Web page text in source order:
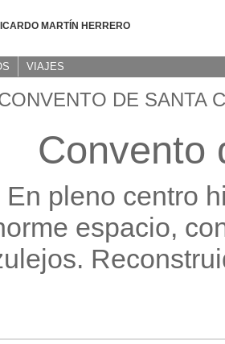
MARTÍN HERRERO
VIAJES
DE SANTA
Convento
En pleno centro
espacio,